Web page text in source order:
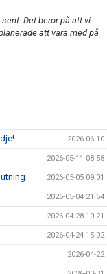
Det beror på att vi
att vara med på
2026-06-10
2026-05-11 08:58
2026-05-05 09:01
2026-05-04 21:54
2026-04-28 10:21
2026-04-24 15:02
2026-04-22